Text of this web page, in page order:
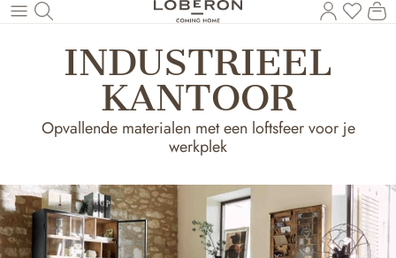
Naar de hoofdinhoud
U
INDUSTRIEEL
KANTOOR
Opvallende materialen met een loftsfeer voor je
werkplek